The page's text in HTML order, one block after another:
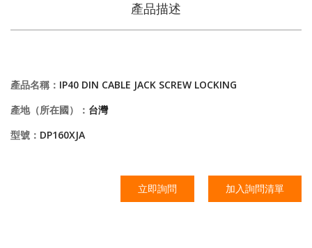
產品描述
產品名稱： IP40 DIN CABLE JACK SCREW LOCKING
產地（所在國）： 台灣
型號： DP160XJA
立即詢問 加入詢問清單